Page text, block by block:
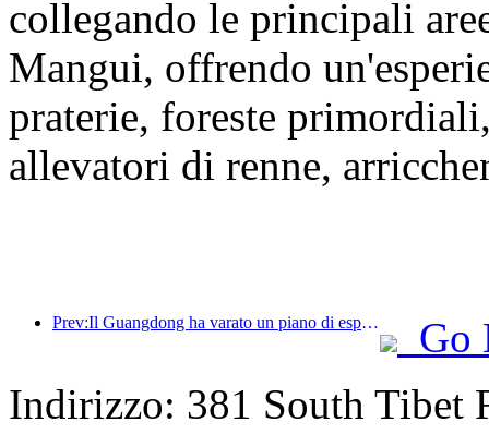
collegando le principali
Mangui, offrendo
praterie, foreste
allevatori di renne,
Prev:Il Guangdong ha varato un piano di espansione della capacità del settore dei servizi per trasformare la Greater Bay Area in una destinazione turistica di livello mondiale.
Go
Indirizzo: 381 South Tibet